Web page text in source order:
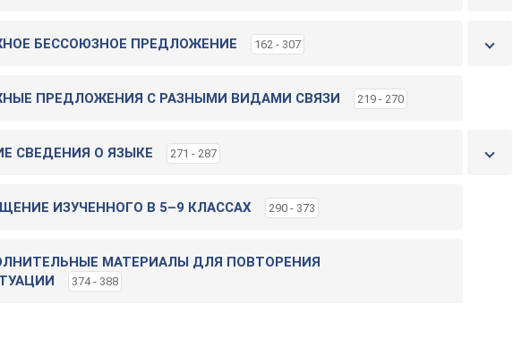
БЕССОЮЗНОЕ ПРЕДЛОЖЕНИЕ 162 - 307
ПРЕДЛОЖЕНИЯ С РАЗНЫМИ ВИДАМИ СВЯЗИ 219 - 270
СВЕДЕНИЯ О ЯЗЫКЕ 271 - 287
ИЗУЧЕННОГО В 5–9 КЛАССАХ 290 - 373
МАТЕРИАЛЫ ДЛЯ ПОВТОРЕНИЯ
374 - 388